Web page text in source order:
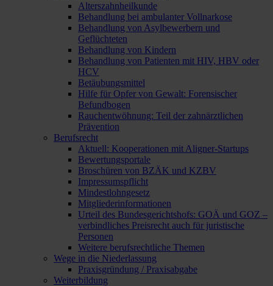
Alterszahnheilkunde
Behandlung bei ambulanter Vollnarkose
Behandlung von Asylbewerbern und
Geflüchteten
Behandlung von Kindern
Behandlung von Patienten mit HIV, HBV oder
HCV
Betäubungsmittel
Hilfe für Opfer von Gewalt: Forensischer
Befundbogen
Rauchentwöhnung: Teil der zahnärztlichen
Prävention
Berufsrecht
Aktuell: Kooperationen mit Aligner-Startups
Bewertungsportale
Broschüren von BZÄK und KZBV
Impressumspflicht
Mindestlohngesetz
Mitgliederinformationen
Urteil des Bundesgerichtshofs: GOÄ und GOZ –
verbindliches Preisrecht auch für juristische
Personen
Weitere berufsrechtliche Themen
Wege in die Niederlassung
Praxisgründung / Praxisabgabe
Weiterbildung